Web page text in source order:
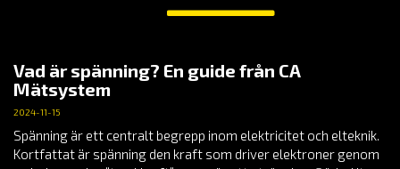
Vad är spänning? En guide från CA
Mätsystem
2024-11-15
Spänning är ett centralt begrepp inom elektricitet och elteknik.
Kortfattat är spänning den kraft som driver elektroner genom